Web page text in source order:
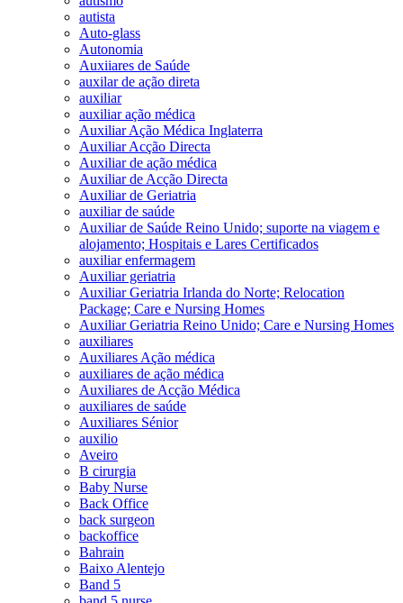
autista
Auto-glass
Autonomia
Auxiiares de Saúde
auxilar de ação direta
auxiliar
auxiliar ação médica
Auxiliar Ação Médica Inglaterra
Auxiliar Acção Directa
Auxiliar de ação médica
Auxiliar de Acção Directa
Auxiliar de Geriatria
auxiliar de saúde
Auxiliar de Saúde Reino Unido; suporte na viagem e
alojamento; Hospitais e Lares Certificados
auxiliar enfermagem
Auxiliar geriatria
Auxiliar Geriatria Irlanda do Norte; Relocation
Package; Care e Nursing Homes
Auxiliar Geriatria Reino Unido; Care e Nursing Homes
auxiliares
Auxiliares Ação médica
auxiliares de ação médica
Auxiliares de Acção Médica
auxiliares de saúde
Auxiliares Sénior
auxilio
Aveiro
B cirurgia
Baby Nurse
Back Office
back surgeon
backoffice
Bahrain
Baixo Alentejo
Band 5